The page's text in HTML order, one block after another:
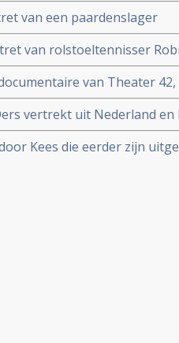
van een paardenslager
van rolstoeltennisser
in de mannendubbel
van Theater
een indrukwekkend
oorlogstijd.
vertrekt uit Nederland
blijven in Nederland
Kees die eerder zijn